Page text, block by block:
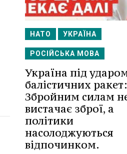
НАТО УКРАЇНА
РОСІЙСЬКА МОВА
Україна під
балістичних ракет:
Збройним силам
вистачає зброї, а
політики
насолоджуються
відпочинком.